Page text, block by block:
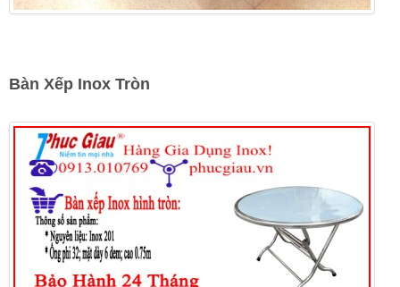
Bàn Xếp Inox Tròn